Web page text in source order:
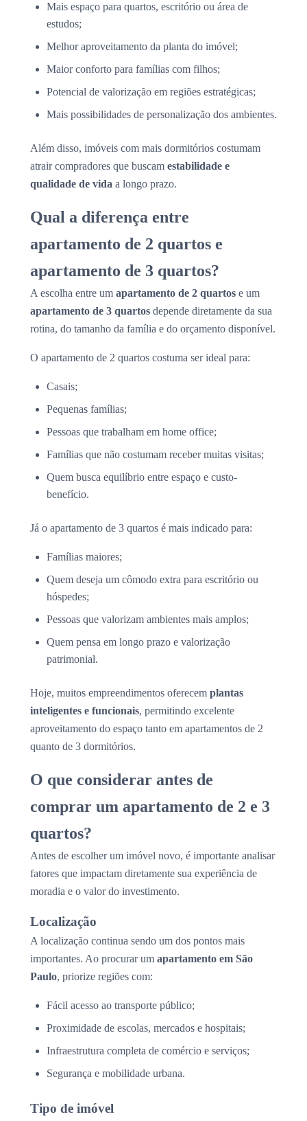
Mais espaço para quartos, escritório ou área de
estudos;
Melhor aproveitamento da planta do imóvel;
Maior conforto para famílias com filhos;
Potencial de valorização em regiões estratégicas;
Mais possibilidades de personalização dos ambientes.
Além disso, imóveis com mais dormitórios costumam
atrair compradores que buscam estabilidade e
qualidade de vida a longo prazo.
Qual a diferença entre
apartamento de 2 quartos e
apartamento de 3 quartos?
A escolha entre um apartamento de 2 quartos e um
apartamento de 3 quartos depende diretamente da sua
rotina, do tamanho da família e do orçamento disponível.
O apartamento de 2 quartos costuma ser ideal para:
Casais;
Pequenas famílias;
Pessoas que trabalham em home office;
Famílias que não costumam receber muitas visitas;
Quem busca equilíbrio entre espaço e custo-
benefício.
Já o apartamento de 3 quartos é mais indicado para:
Famílias maiores;
Quem deseja um cômodo extra para escritório ou
hóspedes;
Pessoas que valorizam ambientes mais amplos;
Quem pensa em longo prazo e valorização
patrimonial.
Hoje, muitos empreendimentos oferecem plantas
inteligentes e funcionais, permitindo excelente
aproveitamento do espaço tanto em apartamentos de 2
quanto de 3 dormitórios.
O que considerar antes de
comprar um apartamento de 2 e 3
quartos?
Antes de escolher um imóvel novo, é importante analisar
fatores que impactam diretamente sua experiência de
moradia e o valor do investimento.
Localização
A localização continua sendo um dos pontos mais
importantes. Ao procurar um apartamento em São
Paulo, priorize regiões com:
Fácil acesso ao transporte público;
Proximidade de escolas, mercados e hospitais;
Infraestrutura completa de comércio e serviços;
Segurança e mobilidade urbana.
Tipo de imóvel